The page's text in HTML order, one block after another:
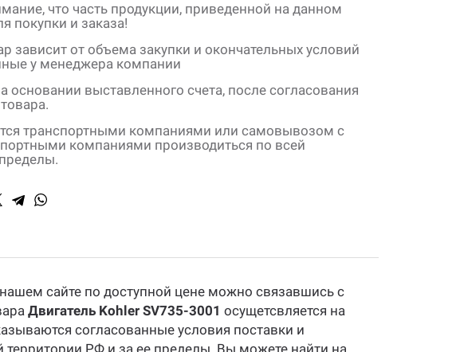
что часть продукции, приведенной на данном
покупки и заказа!
зависит от объема закупки и окончательных условий
у менеджера компании
основании выставленного счета, после согласования
транспортными компаниями или самовывозом с
компаниями производиться по всей
сайте по доступной цене можно связавшись с
Двигатель Kohler SV735-3001 осущетсвляется на
согласованные условия поставки и
территории РФ и за ее пределы. Вы можете найти на